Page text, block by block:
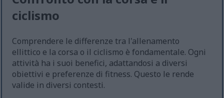
ciclismo
Comprendere le differenze tra l'allenamento
ellittico e la corsa o il ciclismo è fondamentale. Ogni
attività ha i suoi benefici, adattandosi a diversi
obiettivi e preferenze di fitness. Questo le rende
valide in diversi contesti.